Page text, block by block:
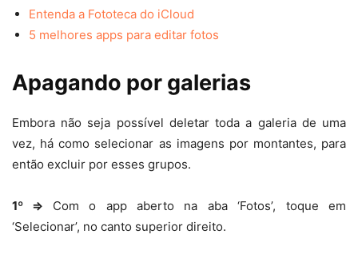
Entenda a Fototeca do iCloud
5 melhores apps para editar fotos
Apagando por galerias
Embora não seja possível deletar toda a galeria de uma
vez, há como selecionar as imagens por montantes, para
então excluir por esses grupos.
1º ⇒ Com o app aberto na aba ‘Fotos’, toque em
‘Selecionar’, no canto superior direito.